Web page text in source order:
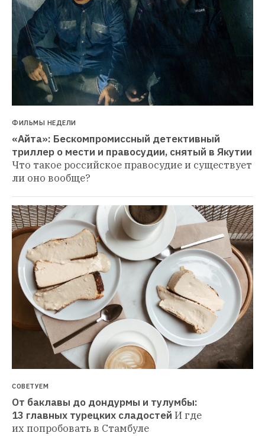
ФИЛЬМЫ НЕДЕЛИ
«Айта»: Бескомпромиссный детективный
триллер о мести и правосудии, снятый в Якутии
Что такое российское правосудие и существует
ли оно вообще?
СОВЕТУЕМ
От баклавы до дондурмы и тулумбы:
13 главных турецких сладостей И где
их попробовать в Стамбуле